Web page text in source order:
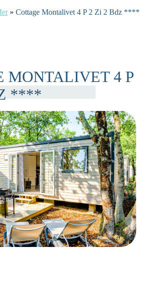
» Cottage Montalivet 4 P 2 Zi 2 Bdz ****
MONTALIVET 4 P
****